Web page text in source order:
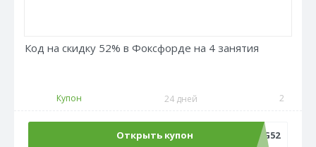
Код на скидку 52% в Фоксфорде на 4 занятия
Купон 24 дней 2
Открыть купон LANG52